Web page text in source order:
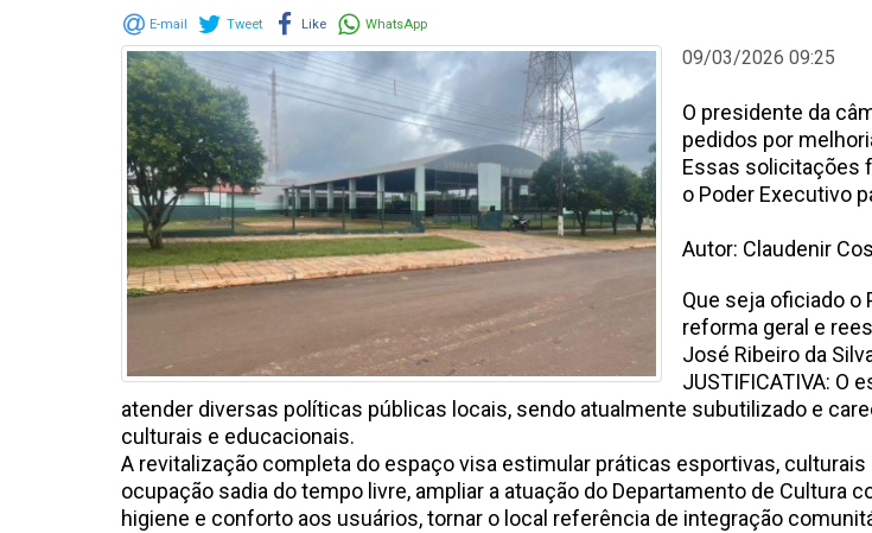
E-mail Tweet Like WhatsApp
09/03/2026 09:25
O presidente da
pedidos por
Essas solicitações
o Poder Executivo
Autor: Claudenir
Que seja oficiado o
reforma geral e
José Ribeiro da
JUSTIFICATIVA: O
atender diversas políticas públicas locais, sendo atualmente subutilizado e
culturais e educacionais.
A revitalização completa do espaço visa estimular práticas esportivas,
ocupação sadia do tempo livre, ampliar a atuação do Departamento de
higiene e conforto aos usuários, tornar o local referência de